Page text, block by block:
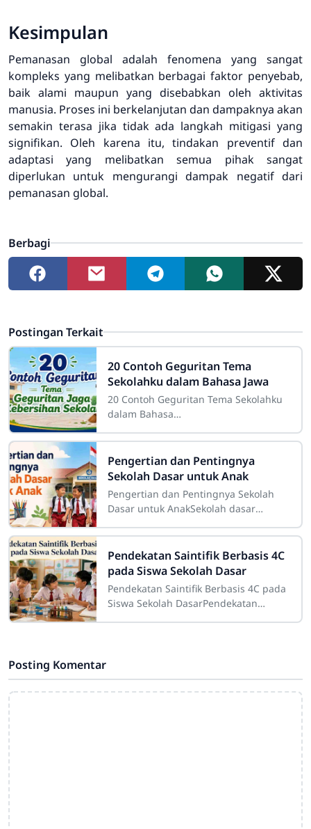
Kesimpulan
Pemanasan global adalah fenomena yang sangat
kompleks yang melibatkan berbagai faktor penyebab,
baik alami maupun yang disebabkan oleh aktivitas
manusia. Proses ini berkelanjutan dan dampaknya akan
semakin terasa jika tidak ada langkah mitigasi yang
signifikan. Oleh karena itu, tindakan preventif dan
adaptasi yang melibatkan semua pihak sangat
diperlukan untuk mengurangi dampak negatif dari
pemanasan global.
Berbagi
Postingan Terkait
20 Contoh Geguritan Tema
Sekolahku dalam Bahasa Jawa
20 Contoh Geguritan Tema Sekolahku
dalam Bahasa
adalah salah satu bentuk sastra lisan
dalam budaya Jawa yang dikenal
Pengertian dan Pentingnya
Sekolah Dasar untuk Anak
Pengertian dan Pentingnya Sekolah
Dasar untuk AnakSekolah dasar
pendidikan yang memiliki peranan
sangat besar dalam
Pendekatan Saintifik Berbasis 4C
pada Siswa Sekolah Dasar
Pendekatan Saintifik Berbasis 4C pada
Siswa Sekolah DasarPendekatan
Posting Komentar